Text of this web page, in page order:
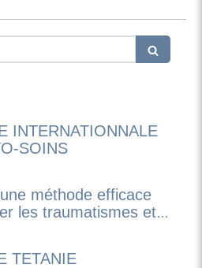
INTERNATIONNALE
SOINS
une méthode efficace
les traumatismes et
émotions
TETANIE